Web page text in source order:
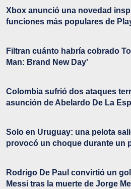
Xbox anunció una novedad
funciones más populares de
Filtran cuánto habría cobrado
Man: Brand New Day'
Colombia sufrió dos ataques
asunción de Abelardo De La
Solo en Uruguay: una pelota
provocó un choque durante un
Rodrigo De Paul convirtió un
Messi tras la muerte de Jorge